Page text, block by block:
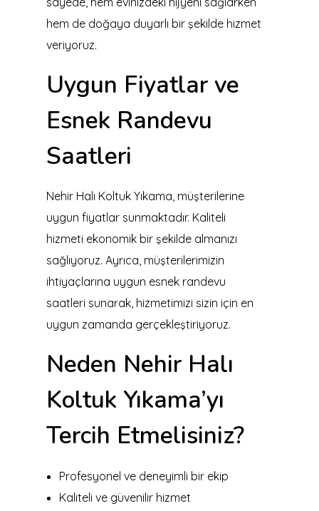
hem de doğaya duyarlı bir şekilde hizmet
veriyoruz.
Uygun Fiyatlar ve
Esnek Randevu
Saatleri
Nehir Halı Koltuk Yıkama, müşterilerine
uygun fiyatlar sunmaktadır. Kaliteli
hizmeti ekonomik bir şekilde almanızı
sağlıyoruz. Ayrıca, müşterilerimizin
ihtiyaçlarına uygun esnek randevu
saatleri sunarak, hizmetimizi sizin için en
uygun zamanda gerçekleştiriyoruz.
Neden Nehir Halı
Koltuk Yıkama’yı
Tercih Etmelisiniz?
Profesyonel ve deneyimli bir ekip
Kaliteli ve güvenilir hizmet